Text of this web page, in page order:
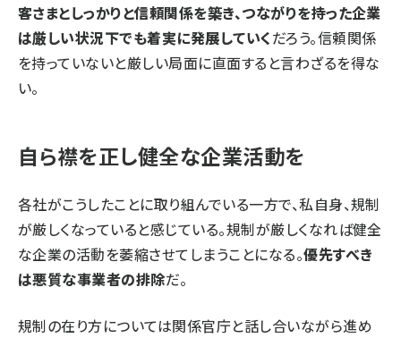
客さまとしっかりと信頼関係を築き、つながりを持った企業
は厳しい状況下でも着実に発展していくだろう。信頼関係
を持っていないと厳しい局面に直面すると言わざるを得な
い。
自ら襟を正し健全な企業活動を
各社がこうしたことに取り組んでいる一方で、私自身、規制
が厳しくなっていると感じている。規制が厳しくなれば健全
な企業の活動を萎縮させてしまうことになる。優先すべき
は悪質な事業者の排除だ。
規制の在り方については関係官庁と話し合いながら進め